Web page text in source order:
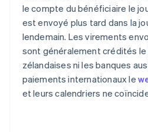
le compte du bénéficiaire le
est envoyé plus tard dans la
lendemain. Les virements
sont généralement crédités le
zélandaises ni les banques
paiements internationaux le
et leurs calendriers ne